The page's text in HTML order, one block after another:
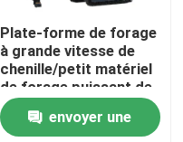
Plate-forme de forage
à grande vitesse de
chenille/petit matériel
de forage puissant de
roche
envoyer une